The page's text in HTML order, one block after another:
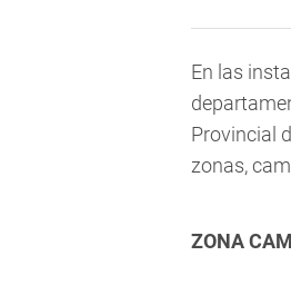
En las
Provincial
zonas,
ZONA